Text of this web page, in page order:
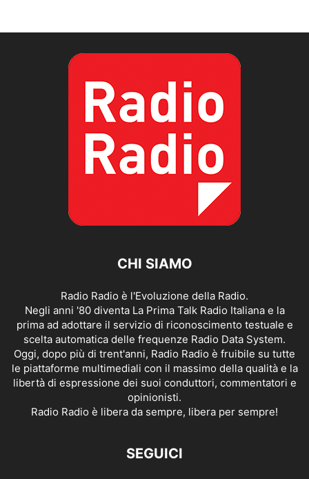
CHI SIAMO
Radio Radio è l'Evoluzione della Radio.
Negli anni '80 diventa La Prima Talk Radio Italiana e la
prima ad adottare il servizio di riconoscimento testuale e
scelta automatica delle frequenze Radio Data System.
Oggi, dopo più di trent'anni, Radio Radio è fruibile su tutte
le piattaforme multimediali con il massimo della qualità e la
libertà di espressione dei suoi conduttori, commentatori e
opinionisti.
Radio Radio è libera da sempre, libera per sempre!
SEGUICI